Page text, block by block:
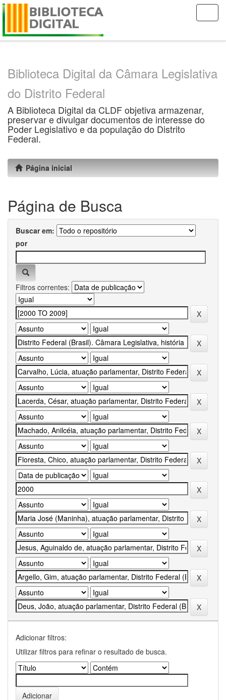
Skip
Biblioteca Digital da Câmara Legislativa
do Distrito Federal
A Biblioteca Digital da CLDF objetiva armazenar,
preservar e divulgar documentos de interesse do
Poder Legislativo e da população do Distrito
Federal.
Página inicial
Página de Busca
Buscar em:
por
Filtros correntes:
Adicionar filtros:
Utilizar filtros para refinar o resultado de busca.